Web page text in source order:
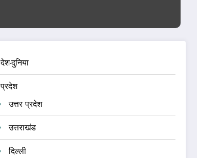
देश-दुनिया
प्रदेश
उत्तर प्रदेश
उत्तराखंड
दिल्ली